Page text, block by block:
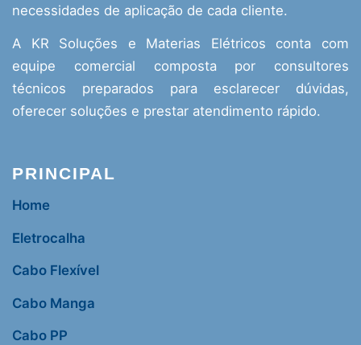
necessidades de aplicação de cada cliente.
A KR Soluções e Materias Elétricos conta com
equipe comercial composta por consultores
técnicos preparados para esclarecer dúvidas,
oferecer soluções e prestar atendimento rápido.
PRINCIPAL
Home
Eletrocalha
Cabo Flexível
Cabo Manga
Cabo PP